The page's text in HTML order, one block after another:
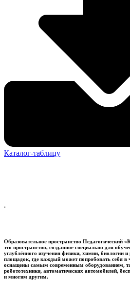
Каталог-таблицу
.
Образовательное пространство Педагогический
это пространство, созданное специально для
углублённого изучения физики, химии, биологии и
площадок, где каждый может попробовать себя
оснащены самым современным оборудованием,
робототехники, автоматических автомобилей,
и многим другим.